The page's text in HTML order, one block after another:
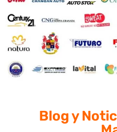
Blog y